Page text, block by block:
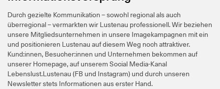
Durch gezielte Kommunikation – sowohl regional als auch
überregional – vermarkten wir Lustenau professionell. Wir beziehen
unsere Mitgliedsunternehmen in unsere Imagekampagnen mit ein
und positionieren Lustenau auf diesem Weg noch attraktiver.
Kund:innen, Besucher:innen und Unternehmen bekommen auf
unserer Homepage, auf unserem Social Media-Kanal
Lebenslust.Lustenau (FB und Instagram) und durch unseren
Newsletter stets Informationen aus erster Hand.